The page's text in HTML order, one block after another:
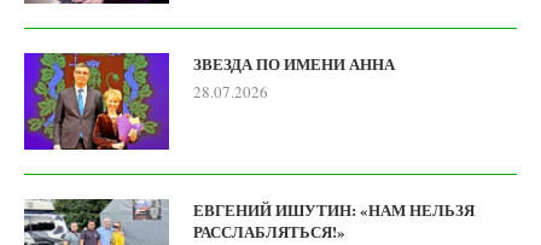
ЗВЕЗДА ПО ИМЕНИ АННА
28.07.2026
ЕВГЕНИЙ ИШУТИН: «НАМ НЕЛЬЗЯ
РАССЛАБЛЯТЬСЯ!»